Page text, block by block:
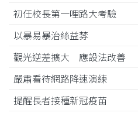
初任校長第一哩路大考驗
以暴易暴治絲益棼
觀光逆差擴大 應設法改善
嚴肅看待網路降速演練
提醒長者接種新冠疫苗